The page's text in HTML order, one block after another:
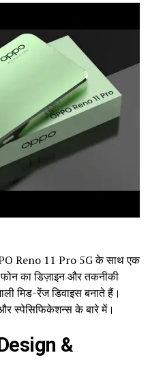
Reno 11 Pro 5G के साथ एक
का डिज़ाइन और तकनीकी
मिड-रेंज डिवाइस बनाते हैं।
स्पेसिफिकेशन्स के बारे में।
&